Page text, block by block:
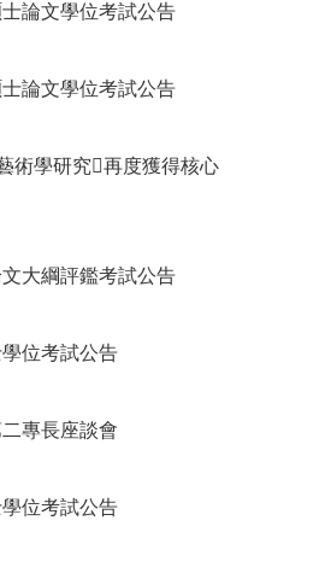
論文學位考試公告
論文學位考試公告
術學研究再度獲得核心
大綱評鑑考試公告
位考試公告
專長座談會
位考試公告